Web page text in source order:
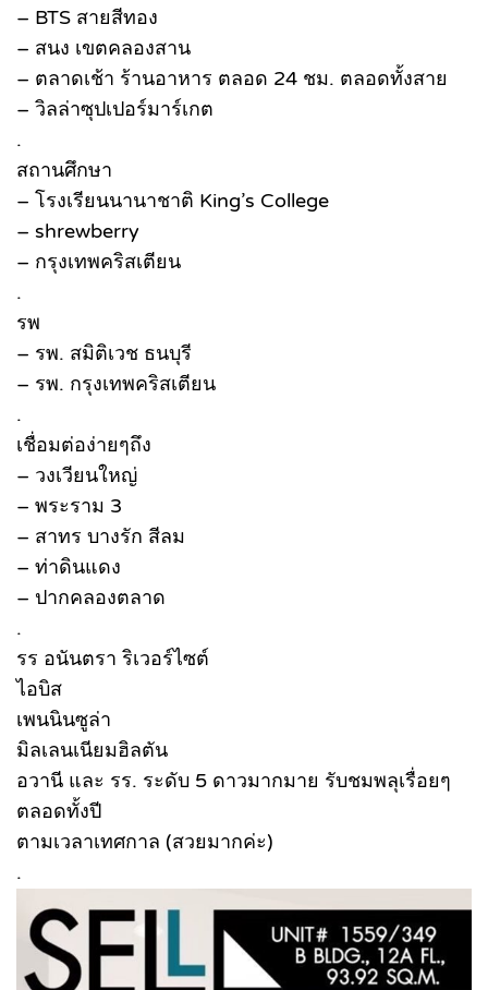
– BTS สายสีทอง
– สนง เขตคลองสาน
– ตลาดเช้า ร้านอาหาร ตลอด 24 ชม. ตลอดทั้งสาย
– วิลล่าซุปเปอร์มาร์เกต
.
สถานศึกษา
– โรงเรียนนานาชาติ King’s College
– shrewberry
– กรุงเทพคริสเตียน
.
รพ
– รพ. สมิติเวช ธนบุรี
– รพ. กรุงเทพคริสเตียน
.
เชื่อมต่อง่ายๆถึง
– วงเวียนใหญ่
– พระราม 3
– สาทร บางรัก สีลม
– ท่าดินแดง
– ปากคลองตลาด
.
รร อนันตรา ริเวอร์ไซต์
ไอบิส
เพนนินซูล่า
มิลเลนเนียมฮิลตัน
อวานี และ รร. ระดับ 5 ดาวมากมาย รับชมพลุเรื่อยๆ
ตลอดทั้งปี
ตามเวลาเทศกาล (สวยมากค่ะ)
.